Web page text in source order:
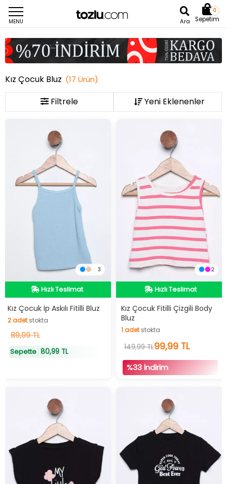
MENU Ara
0
Sepetim
Kız Çocuk Bluz (17 Ürün)
Filtrele
3
Hızlı Teslimat
Hızlı Teslimat
Kız Çocuk İp Askılı Fitilli Bluz
2adetstokta
2adetstokta
89,99 TL
Sepette 80,99 TL
2
İndirimli Ürün
Hızlı Teslimat
Kız Çocuk Fitilli Çizgili Body
Bluz
1adetstokta
adetstokta
149,99 TL99,99 TL
%33 İndirim